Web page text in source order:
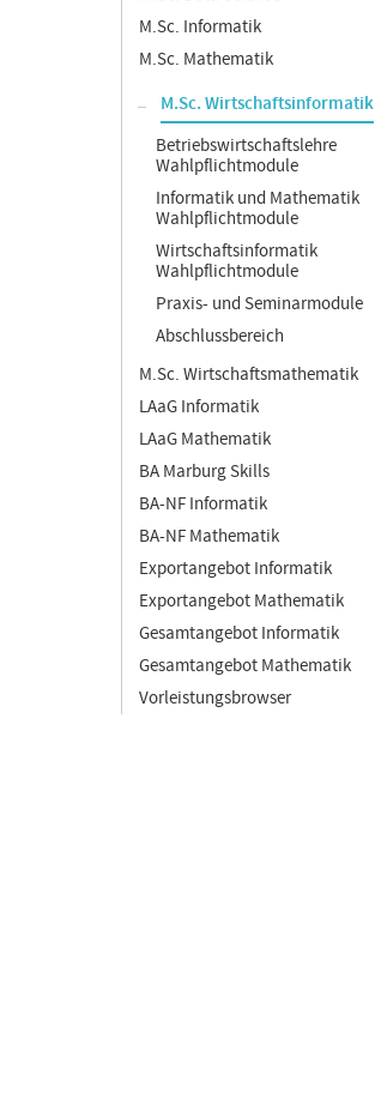
M.Sc. Informatik
M.Sc. Mathematik
M.Sc. Wirtschaftsinformatik
Betriebswirtschaftslehre
Wahlpflichtmodule
Informatik und Mathematik
Wahlpflichtmodule
Wirtschaftsinformatik
Wahlpflichtmodule
Praxis- und Seminarmodule
Abschlussbereich
M.Sc. Wirtschaftsmathematik
LAaG Informatik
LAaG Mathematik
BA Marburg Skills
BA-NF Informatik
BA-NF Mathematik
Exportangebot Informatik
Exportangebot Mathematik
Gesamtangebot Informatik
Gesamtangebot Mathematik
Vorleistungsbrowser